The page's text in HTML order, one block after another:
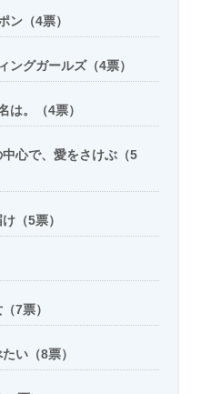
（4票）
グガールズ（4票）
。（4票）
心で、愛をさけぶ（5
（5票）
7票）
い（8票）